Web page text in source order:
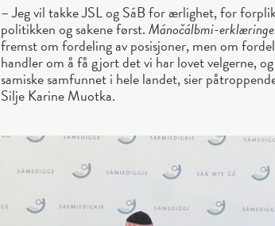
– Jeg vil takke JSL og SáB for ærlighet, for
politikken og sakene først.Mánočálbmi-
fremst om fordeling av posisjoner, men om
handler om å få gjort det vi har lovet velgerne,
samiske samfunneti hele landet, sier
Silje Karine Muotka.